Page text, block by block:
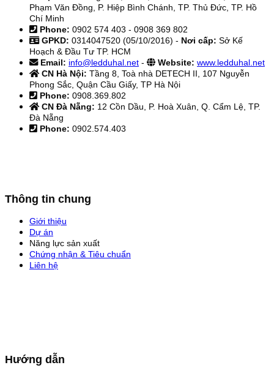
Phạm Văn Đồng, P. Hiệp Bình Chánh, TP. Thủ Đức, TP. Hồ
Chí Minh
Phone: 0902 574 403 - 0908 369 802
GPKD: 0314047520 (05/10/2016) - Nơi cấp: Sở Kế
Hoạch & Đầu Tư TP. HCM
Email: info@ledduhal.net - Website: www.ledduhal.net
CN Hà Nội: Tầng 8, Toà nhà DETECH II, 107 Nguyễn
Phong Sắc, Quận Cầu Giấy, TP Hà Nội
Phone: 0908.369.802
CN Đà Nẵng: 12 Cồn Dầu, P. Hoà Xuân, Q. Cẩm Lệ, TP.
Đà Nẵng
Phone: 0902.574.403
Thông tin chung
Giới thiệu
Dự án
Năng lực sản xuất
Chứng nhận & Tiêu chuẩn
Liên hệ
Hướng dẫn